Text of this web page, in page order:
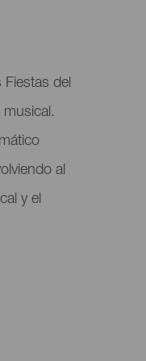
del
musical.
al
y el